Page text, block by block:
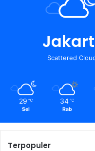
Scattered
29 ℃
Sel
34 ℃
Rab
Terpopuler